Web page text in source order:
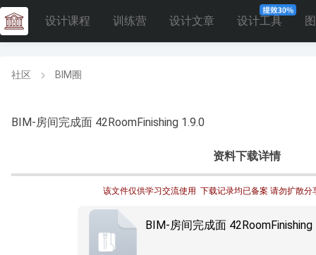
设计课程 训练营 设计文章 设计工具
社区 BIM圈
BIM-房间完成面 42RoomFinishing 1.9.0
资料下载详情
该文件仅供学习交流使用  下载记录均已备案 请勿扩散分
BIM-房间完成面 42RoomFinishing